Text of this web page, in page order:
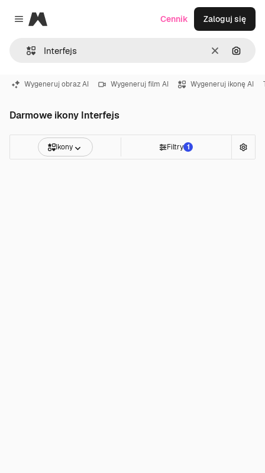
Close menu
Magnific
WyczyśćSzukaj
Cennik Zaloguj się
Wygeneruj obraz AI Wygeneruj film AI Wygeneruj ikonę AI
Darmowe ikony Interfejs
Ikony Filtry 1